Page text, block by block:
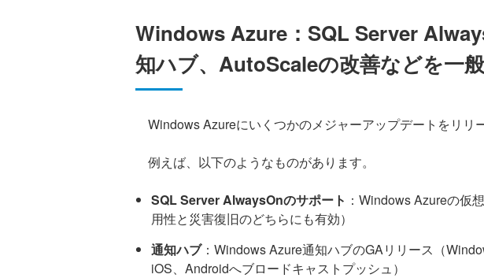
Windows Azure：SQL Server
知ハブ、AutoScaleの改善などを一
Windows Azureにいくつかのメジャーアップデートをリリ
例えば、以下のようなものがあります。
SQL Server AlwaysOnのサポート ：Windows Azureの仮
用性と災害復旧のどちらにも有効）
通知ハブ：Windows Azure通知ハブのGAリリース（
iOS、Androidへブロードキャストプッシュ）